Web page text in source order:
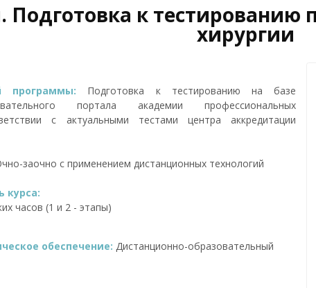
Подготовка к тестированию
хирургии
программы: Подготовка к тестированию на базе
портала академии профессиональных
с актуальными тестами центра аккредитации
заочно с применением дистанционных технологий
курса:
часов (1 и 2 - этапы)
обеспечение: Дистанционно-образовательный